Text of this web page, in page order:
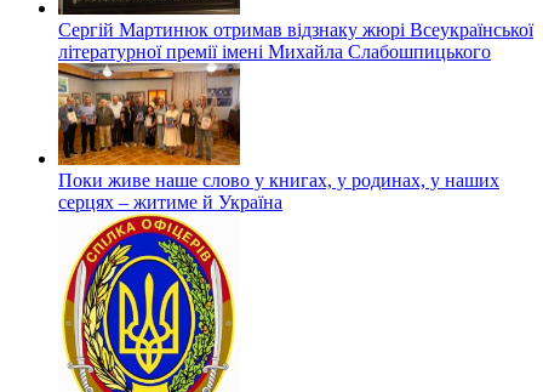
Сергій Мартинюк отримав відзнаку жюрі Всеукраїнської
літературної премії імені Михайла Слабошпицького
Поки живе наше слово у книгах, у родинах, у наших
серцях – житиме й Україна